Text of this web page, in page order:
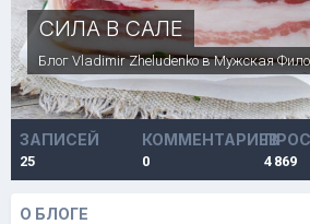
СИЛА В САЛЕ
Блог Vladimir ZheludenkoвМужская
ЗАПИСЕЙ
25
КОММЕНТАРИЕВ
0 4 869
О БЛОГЕ